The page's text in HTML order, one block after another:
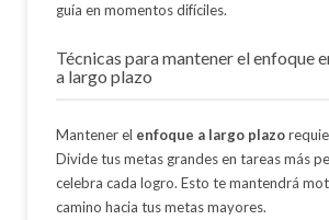
guía en momentos difíciles.
Técnicas para mantener el enfoque
a largo plazo
Mantener el enfoque a largo plazo
Divide tus metas grandes en tareas más
celebra cada logro. Esto te mantendrá
camino hacia tus metas mayores.